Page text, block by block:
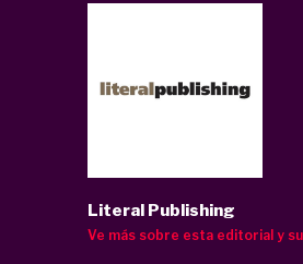
Literal Publishing
Ve más sobre esta editorial y